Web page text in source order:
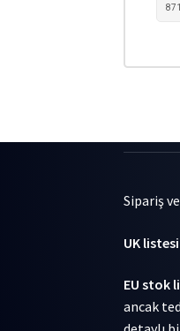
Sipariş
UK listesi
EU stok
ancak